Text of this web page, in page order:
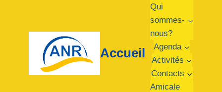
contenu
Accueil
Qui
sommes-
nous?
Agenda
Activités
Contacts
Amicale